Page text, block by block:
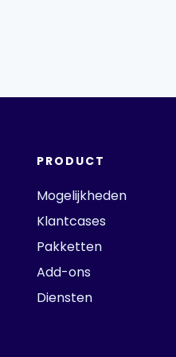
PRODUCT
Mogelijkheden
Klantcases
Pakketten
Add-ons
Diensten